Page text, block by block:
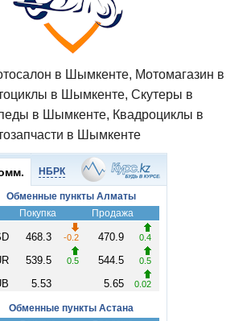
в Шымкенте, Мотомагазин в
в Шымкенте, Скутеры в
в Шымкенте, Квадроциклы в
в Шымкенте